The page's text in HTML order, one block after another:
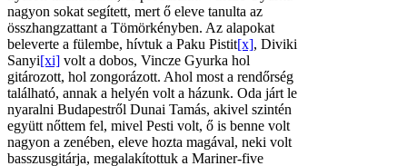
nagyon sokat segített, mert ő eleve tanulta az
összhangzattant a Tömörkényben. Az alapokat
beleverte a fülembe, hívtuk a Paku Pistit[x], Diviki
Sanyi[xi] volt a dobos, Vincze Gyurka hol
gitározott, hol zongorázott. Ahol most a rendőrség
található, annak a helyén volt a házunk. Oda járt le
nyaralni Budapestről Dunai Tamás, akivel szintén
együtt nőttem fel, mivel Pesti volt, ő is benne volt
nagyon a zenében, eleve hozta magával, neki volt
basszusgitárja, megalakítottuk a Mariner-five